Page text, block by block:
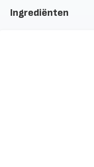
volledige
Ingrediënten